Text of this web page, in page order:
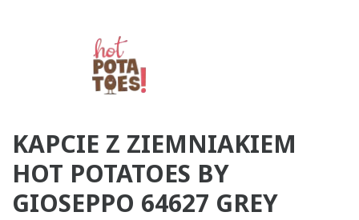
KAPCIE Z ZIEMNIAKIEM
HOT POTATOES BY
GIOSEPPO 64627 GREY